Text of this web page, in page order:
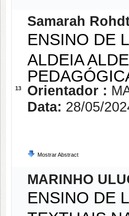
13
Samarah
ENSINO DE
ALDEIA
Orientador :
Data: 28/05/
Mostrar Abstract
MARINHO
ENSINO DE